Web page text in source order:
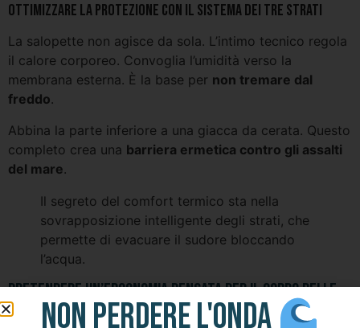
Ottimizzare la protezione con il sistema dei tre strati
La salopette non agisce da sola. L’intimo tecnico regola
il calore corporeo. Convoglia l’umidità verso la
membrana esterna. È la base per non tremare dal
freddo.
Abbina la parte inferiore a una giacca da cerata. Questo
completo crea una barriera ermetica contro gli assalti
del mare.
Il segreto del comfort termico sta nella
sovrapposizione intelligente degli strati, che
permette di evacuare il sudore bloccando
l’acqua.
Pretendere un’ergonomia pensata per il corpo delle
velisteNON PERDERE L'ONDA